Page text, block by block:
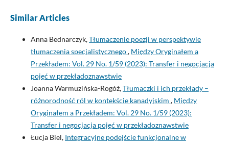
Similar Articles
Anna Bednarczyk,Tłumaczenie poezji w perspektywie
tłumaczenia specjalistycznego, Między Oryginałem a
Przekładem: Vol. 29 No. 1/59 (2023): Transfer i negocjacja
pojęć w przekładoznawstwie
Joanna Warmuzińska-Rogóż,Tłumaczki i ich przekłady –
różnorodność ról w kontekście kanadyjskim , Między
Oryginałem a Przekładem: Vol. 29 No. 1/59 (2023):
Transfer i negocjacja pojęć w przekładoznawstwie
Łucja Biel, Integracyjne podejście funkcjonalne w